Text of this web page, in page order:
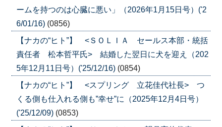
ームを持つのは心臓に悪い」（2026年1月15日号）('2
6/01/16) (0856)
【ナカの“ヒト”】 <ＳＯＬＩＡ セールス本部・統括
責任者 松本哲平氏> 結婚した翌日に犬を迎え（202
5年12月11日号）('25/12/16) (0854)
【ナカの“ヒト”】 <スプリング 立花佳代社長> つ
くる側も仕入れる側も”幸せ”に（2025年12月4日号）
('25/12/09) (0853)